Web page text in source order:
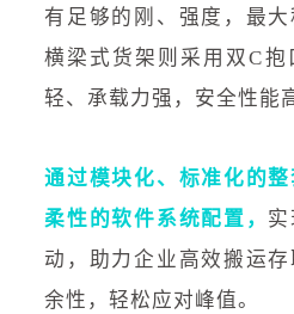
有足够的刚、强度，最大
横梁式货架则采用双C
轻、承载力强，安全性能
通过模块化、标准化的
柔性的软件系统配置，
动，助力企业高效搬运
余性，轻松应对峰值。